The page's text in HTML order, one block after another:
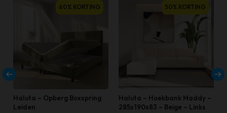
Haluta – Opberg Boxspring
Leiden
60% KORTING
Haluta – Hoekbank Maddy –
285x190x83 – Beige – Links
50% KORTING